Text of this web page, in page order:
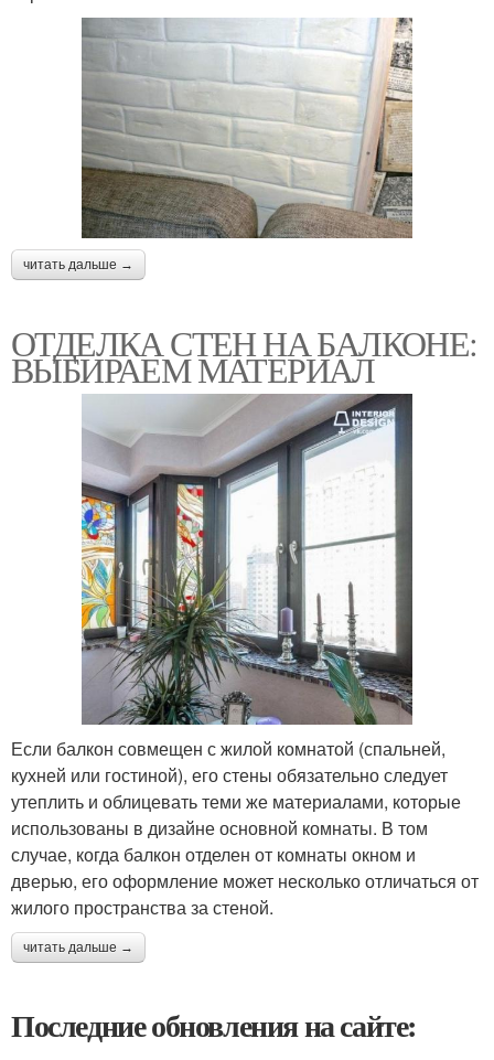
читать дальше →
ОТДЕЛКА СТЕН НА БАЛКОНЕ:
ВЫБИРАЕМ МАТЕРИАЛ
Если балкон совмещен с жилой комнатой (спальней,
кухней или гостиной), его стены обязательно следует
утеплить и облицевать теми же материалами, которые
использованы в дизайне основной комнаты. В том
случае, когда балкон отделен от комнаты окном и
дверью, его оформление может несколько отличаться от
жилого пространства за стеной.
читать дальше →
Последние обновления на сайте: